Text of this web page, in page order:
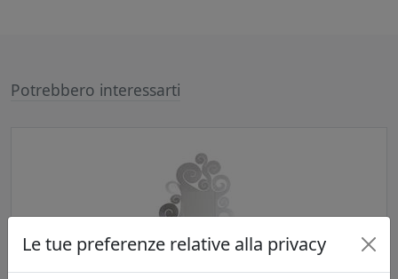
Potrebbero interessarti
Le tue preferenze relative alla privacy